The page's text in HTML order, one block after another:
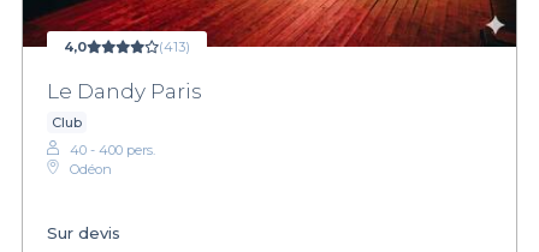
4,0 (413)
Le Dandy Paris
Club
40 - 400 pers.
Odéon
Sur devis